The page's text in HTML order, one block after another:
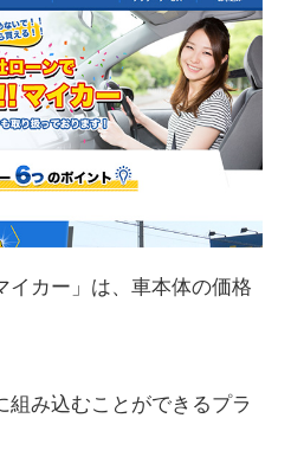
イカー」は、車本体の価格
組み込むことができるプラ